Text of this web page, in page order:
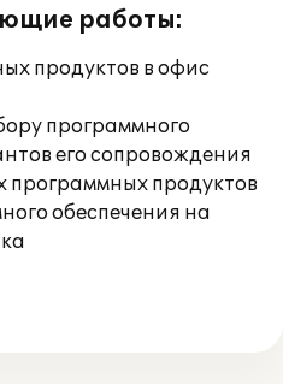
работы:
продуктов в офис
программного
его сопровождения
продуктов
обеспечения на